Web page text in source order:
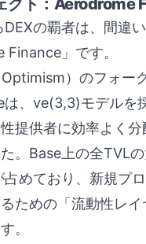
クト：Aerodrome
の覇者は、間違い
Finance」です。
）のフォー
、ve(3,3)モデルを
提供者に効率よく
。Base上の全TVL
めており、新規プ
ための「流動性レイ
。